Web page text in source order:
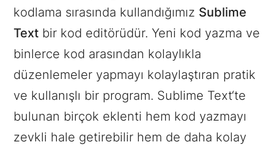
kodlama sırasında kullandığımız Sublime
Text bir kod editörüdür. Yeni kod yazma ve
binlerce kod arasından kolaylıkla
düzenlemeler yapmayı kolaylaştıran pratik
ve kullanışlı bir program. Sublime Text‘te
bulunan birçok eklenti hem kod yazmayı
zevkli hale getirebilir hem de daha kolay